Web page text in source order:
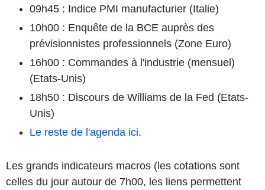
09h45 : Indice PMI manufacturier (Italie)
10h00 : Enquête de la BCE auprès des
prévisionnistes professionnels (Zone Euro)
16h00 : Commandes à l'industrie (mensuel)
(Etats-Unis)
18h50 : Discours de Williams de la Fed (Etats-
Unis)
Le reste de l'agenda ici.
Les grands indicateurs macros (les cotations sont
celles du jour autour de 7h00, les liens permettent